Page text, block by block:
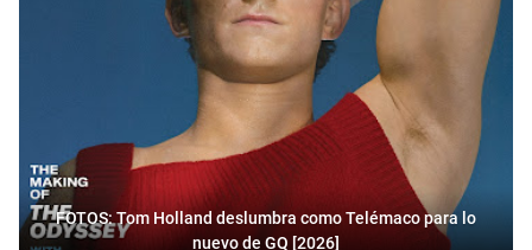
FOTOS: Tom Holland deslumbra como Telémaco para lo
nuevo de GQ [2026]